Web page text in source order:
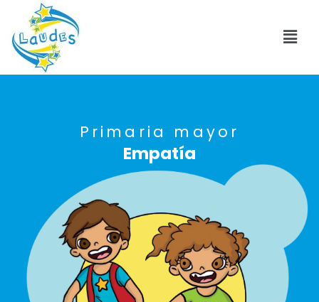
Primaria mayor
Empatía